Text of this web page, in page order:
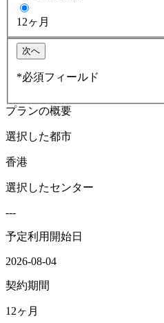
12ヶ月
次へ
*必須フィールド
プランの概要
選択した都市
香港
選択したセンター
---
予定利用開始日
2026-08-04
契約期間
12ヶ月